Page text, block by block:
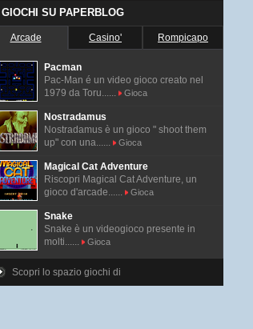
I GIOCHI SU PAPERBLOG
Arcade Casino' Rompicapo
Pacman
Pac-Man é un video gioco creato nel
1979 da Toru......
Gioca
Nostradamus
Nostradamus è un gioco " shoot them
up" con una......
Gioca
Magical Cat Adventure
Riscopri Magical Cat Adventure, un
gioco d'arcade......
Gioca
Snake
Snake è un videogioco presente in
molti......
Gioca
Scopri lo spazio giochi di